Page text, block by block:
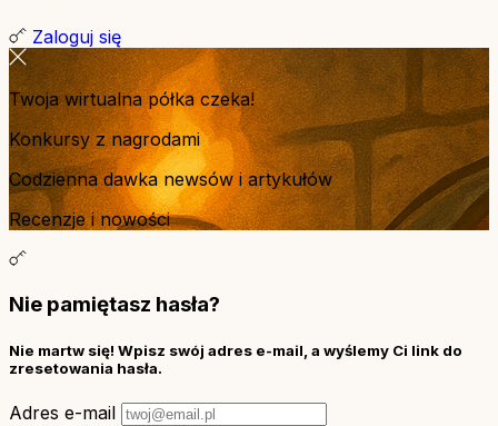
Zaloguj się
Twoja wirtualna półka czeka!
Konkursy z nagrodami
Codzienna dawka newsów i artykułów
Recenzje i nowości
Nie pamiętasz hasła?
Nie martw się! Wpisz swój adres e-mail, a wyślemy Ci link do
zresetowania hasła.
Adres e-mail